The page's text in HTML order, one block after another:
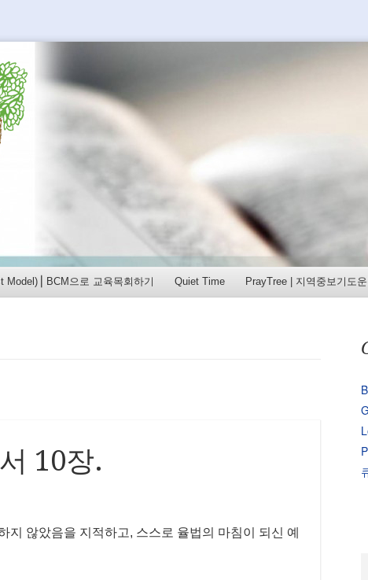
록
Model)⎟ BCM으로 교육목회하기 Quiet Time PrayTree | 지역중보기도
10장.
않았음을 지적하고, 스스로 율법의 마침이 되신 예